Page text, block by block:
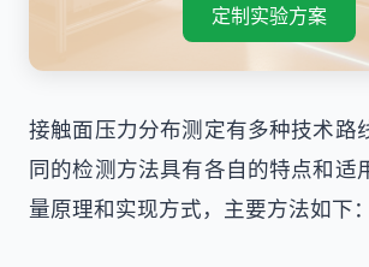
定制实验方案
接触面压力分布测定有多种技术路
同的检测方法具有各自的特点和适
量原理和实现方式，主要方法如下：